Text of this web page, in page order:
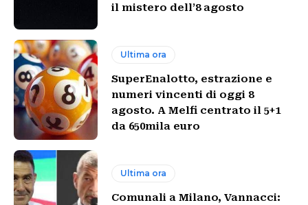
il mistero dell’8 agosto
Ultima ora
SuperEnalotto, estrazione e
numeri vincenti di oggi 8
agosto. A Melfi centrato il 5+1
da 650mila euro
Ultima ora
Comunali a Milano, Vannacci: